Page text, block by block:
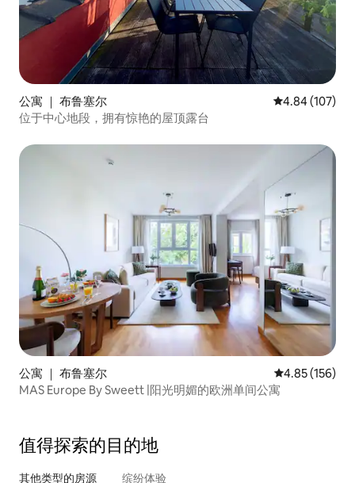
公寓 ｜ 布鲁塞尔 平均评分 4.84
4.84 (107)
位于中心地段，拥有惊艳的屋顶露台
公寓 ｜ 布鲁塞尔 平均评分 4.85
4.85 (156)
MAS Europe By Sweett |阳光明媚的欧洲单间公寓
值得探索的目的地
其他类型的房源 缤纷体验